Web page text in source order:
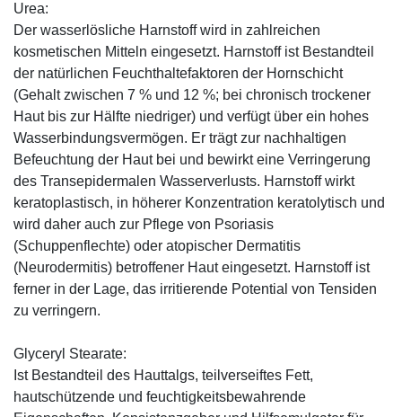
Urea:
Der wasserlösliche Harnstoff wird in zahlreichen
kosmetischen Mitteln eingesetzt. Harnstoff ist Bestandteil
der natürlichen Feuchthaltefaktoren der Hornschicht
(Gehalt zwischen 7 % und 12 %; bei chronisch trockener
Haut bis zur Hälfte niedriger) und verfügt über ein hohes
Wasserbindungsvermögen. Er trägt zur nachhaltigen
Befeuchtung der Haut bei und bewirkt eine Verringerung
des Transepidermalen Wasserverlusts. Harnstoff wirkt
keratoplastisch, in höherer Konzentration keratolytisch und
wird daher auch zur Pflege von Psoriasis
(Schuppenflechte) oder atopischer Dermatitis
(Neurodermitis) betroffener Haut eingesetzt. Harnstoff ist
ferner in der Lage, das irritierende Potential von Tensiden
zu verringern.
Glyceryl Stearate:
Ist Bestandteil des Hauttalgs, teilverseiftes Fett,
hautschützende und feuchtigkeitsbewahrende